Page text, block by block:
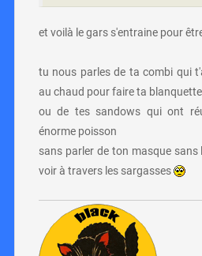
et voilà le gars s'entraine pour
tu nous parles de ta combi qui
au chaud pour faire ta blanquette
ou de tes sandows qui ont
énorme poisson
sans parler de ton masque sans
voir à travers les sargasses